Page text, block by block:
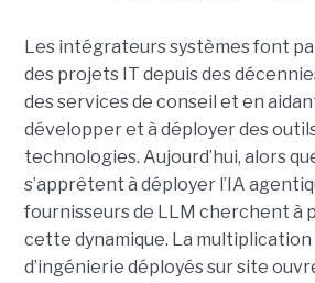
Les intégrateurs systèmes font
des projets IT depuis des
des services de conseil et en
développer et à déployer des
technologies. Aujourd’hui, alors
s’apprêtent à déployer l’IA
fournisseurs de LLM cherchent à
cette dynamique. La multiplication
d’ingénierie déployés sur site